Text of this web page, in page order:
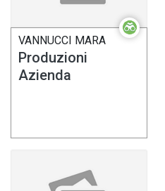
VANNUCCI MARA
Produzioni
Azienda